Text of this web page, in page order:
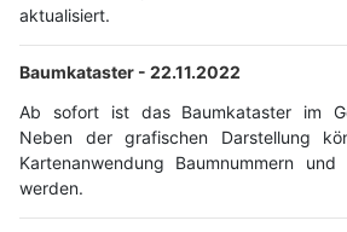
aktualisiert.
Baumkataster - 22.11.2022
Ab sofort ist das Baumkataster im
Neben der grafischen Darstellung
Kartenanwendung Baumnummern
werden.